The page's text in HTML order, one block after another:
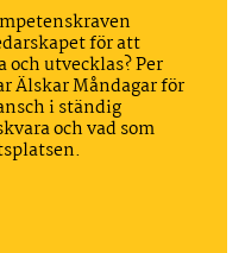
för att
utvecklas? Per
Älskar Måndagar för
i ständig
och vad som